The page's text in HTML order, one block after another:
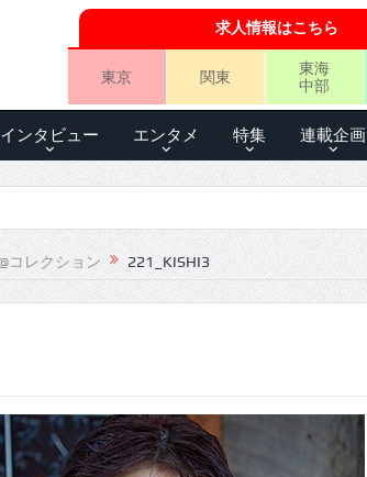
求人情報はこちら
東京 関東
東海
中部
インタビュー エンタメ 特集 連載企画
コレクション 221_KISHI3